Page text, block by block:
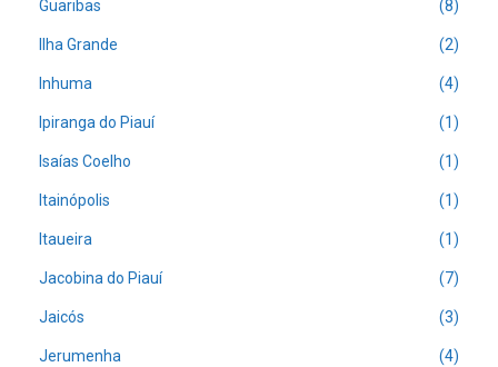
Guaribas (8)
Ilha Grande (2)
Inhuma (4)
Ipiranga do Piauí (1)
Isaías Coelho (1)
Itainópolis (1)
Itaueira (1)
Jacobina do Piauí (7)
Jaicós (3)
Jerumenha (4)